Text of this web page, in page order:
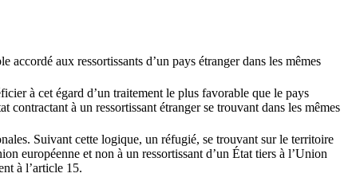
aux ressortissants d’un pays étranger dans les mêmes
à cet égard d’un traitement le plus favorable que le pays
à un ressortissant étranger se trouvant dans les mêmes
Suivant cette logique, un réfugié, se trouvant sur le territoire
européenne et non à un ressortissant d’un État tiers à l’Union
à l’article 15.